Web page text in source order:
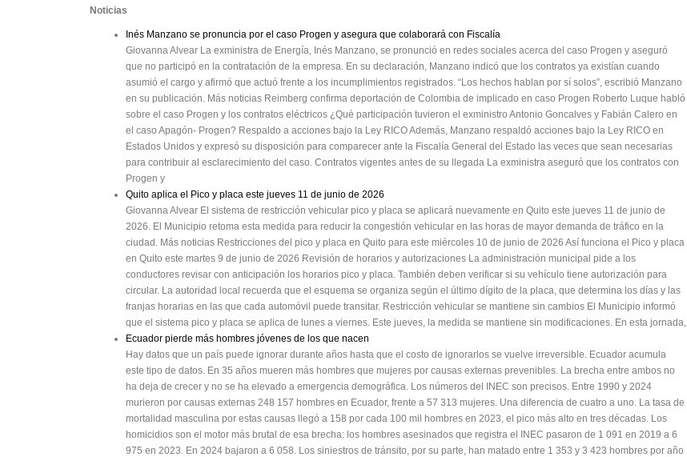
Noticias
Inés Manzano se pronuncia por el caso Progen y asegura que colaborará con Fiscalía
Giovanna Alvear La exministra de Energía, Inés Manzano, se pronunció en redes sociales acerca del caso Progen y aseguró
que no participó en la contratación de la empresa. En su declaración, Manzano indicó que los contratos ya existían cuando
asumió el cargo y afirmó que actuó frente a los incumplimientos registrados. “Los hechos hablan por sí solos”, escribió Manzano
en su publicación. Más noticias Reimberg confirma deportación de Colombia de implicado en caso Progen Roberto Luque habló
sobre el caso Progen y los contratos eléctricos ¿Qué participación tuvieron el exministro Antonio Goncalves y Fabián Calero en
el caso Apagón- Progen? Respaldo a acciones bajo la Ley RICO Además, Manzano respaldó acciones bajo la Ley RICO en
Estados Unidos y expresó su disposición para comparecer ante la Fiscalía General del Estado las veces que sean necesarias
para contribuir al esclarecimiento del caso. Contratos vigentes antes de su llegada La exministra aseguró que los contratos con
Progen y
Quito aplica el Pico y placa este jueves 11 de junio de 2026
Giovanna Alvear El sistema de restricción vehicular pico y placa se aplicará nuevamente en Quito este jueves 11 de junio de
2026. El Municipio retoma esta medida para reducir la congestión vehicular en las horas de mayor demanda de tráfico en la
ciudad. Más noticias Restricciones del pico y placa en Quito para este miércoles 10 de junio de 2026 Así funciona el Pico y placa
en Quito este martes 9 de junio de 2026 Revisión de horarios y autorizaciones La administración municipal pide a los
conductores revisar con anticipación los horarios pico y placa. También deben verificar si su vehículo tiene autorización para
circular. La autoridad local recuerda que el esquema se organiza según el último dígito de la placa, que determina los días y las
franjas horarias en las que cada automóvil puede transitar. Restricción vehicular se mantiene sin cambios El Municipio informó
que el sistema pico y placa se aplica de lunes a viernes. Este jueves, la medida se mantiene sin modificaciones. En esta jornada,
Ecuador pierde más hombres jóvenes de los que nacen
Hay datos que un país puede ignorar durante años hasta que el costo de ignorarlos se vuelve irreversible. Ecuador acumula
este tipo de datos. En 35 años mueren más hombres que mujeres por causas externas prevenibles. La brecha entre ambos no
ha deja de crecer y no se ha elevado a emergencia demográfica. Los números del INEC son precisos. Entre 1990 y 2024
murieron por causas externas 248 157 hombres en Ecuador, frente a 57 313 mujeres. Una diferencia de cuatro a uno. La tasa de
mortalidad masculina por estas causas llegó a 158 por cada 100 mil hombres en 2023, el pico más alto en tres décadas. Los
homicidios son el motor más brutal de esa brecha: los hombres asesinados que registra el INEC pasaron de 1 091 en 2019 a 6
975 en 2023. En 2024 bajaron a 6 058. Los siniestros de tránsito, por su parte, han matado entre 1 353 y 3 423 hombres por año